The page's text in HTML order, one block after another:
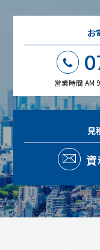
お
営業時間 AM
見